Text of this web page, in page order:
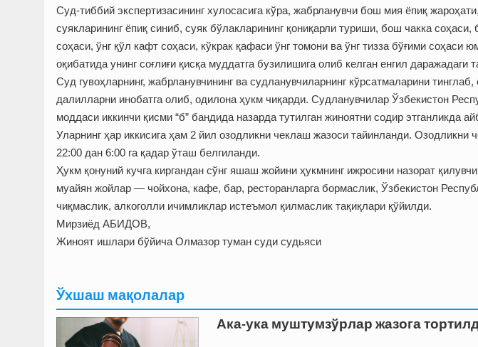
Суд-тиббий экспертизасининг хулосасига кўра, жабрланувчи бош мия ёпиқ
суякларининг ёпиқ синиб, суяк бўлакларининг қониқарли туриши, бош чакка соҳаси,
соҳаси, ўнг қўл кафт соҳаси, кўкрак қафаси ўнг томони ва ўнг тизза бўғими соҳаси
оқибатида унинг соғлиғи қисқа муддатга бузилишига олиб келган енгил даражадаги
Суд гувоҳларнинг, жабрланувчининг ва судланувчиларнинг кўрсатмаларини
далилларни инобатга олиб, одилона ҳукм чиқарди. Судланувчилар Ўзбекистон
моддаси иккинчи қисми “б” бандида назарда тутилган жиноятни содир этганликда
Уларнинг ҳар иккисига ҳам 2 йил озодликни чеклаш жазоси тайинланди.
22:00 дан 6:00 га қадар ўташ белгиланди.
Ҳукм қонуний кучга киргандан сўнг яшаш жойини ҳукмнинг ижросини назорат
муайян жойлар — чойхона, кафе, бар, ресторанларга бормаслик, Ўзбекистон
чиқмаслик, алкоголли ичимликлар истеъмол қилмаслик тақиқлари қўйилди.
Мирзиёд АБИДОВ,
Жиноят ишлари бўйича Олмазор туман суди судьяси
Ўхшаш мақолалар
Ака-ука муштумзўрлар жазога